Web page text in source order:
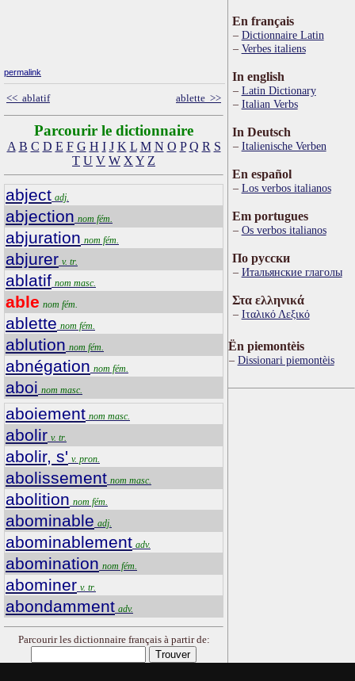
permalink
<< ablatif ablette >>
Parcourir le dictionnaire
A B C D E F G H I J K L M N O P Q R S
T U V W X Y Z
abject adj.
abjection nom fém.
abjuration nom fém.
abjurer v. tr.
ablatif nom masc.
able nom fém.
ablette nom fém.
ablution nom fém.
abnégation nom fém.
aboi nom masc.
aboiement nom masc.
abolir v. tr.
abolir, s' v. pron.
abolissement nom masc.
abolition nom fém.
abominable adj.
abominablement adv.
abomination nom fém.
abominer v. tr.
abondamment adv.
Parcourir les dictionnaire français à partir de:
En français
Dictionnaire Latin
Verbes italiens
In english
Latin Dictionary
Italian Verbs
In Deutsch
Italienische Verben
En español
Los verbos italianos
Em portugues
Os verbos italianos
По русски
Итальянские глаголы
Στα ελληνικά
Ιταλικό Λεξικό
Ën piemontèis
Dissionari piemontèis